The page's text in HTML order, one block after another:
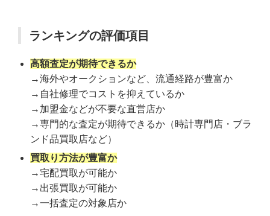
ランキングの評価項目
高額査定が期待できるか
→海外やオークションなど、流通経路が豊富か
→自社修理でコストを抑えているか
→加盟金などが不要な直営店か
→専門的な査定が期待できるか（時計専門店・ブラ
ンド品買取店など）
買取り方法が豊富か
→宅配買取が可能か
→出張買取が可能か
→一括査定の対象店か